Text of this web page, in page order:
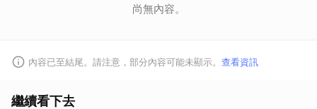
尚無內容。
內容已至結尾。請注意，部分內容可能未顯示。 查看資訊
繼續看下去